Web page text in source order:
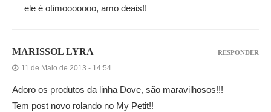
ele é otimooooooo, amo deais!!
MARISSOL LYRA
11 de Maio de 2013 - 14:54
Adoro os produtos da linha Dove, são maravilhosos!!!
Tem post novo rolando no My Petit!!
RESPONDER